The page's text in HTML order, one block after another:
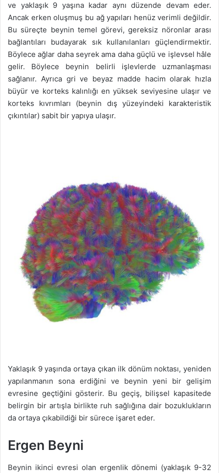
ve yaklaşık 9 yaşına kadar aynı düzende devam eder.
Ancak erken oluşmuş bu ağ yapıları henüz verimli değildir.
Bu süreçte beynin temel görevi, gereksiz nöronlar arası
bağlantıları budayarak sık kullanılanları güçlendirmektir.
Böylece ağlar daha seyrek ama daha güçlü ve işlevsel hâle
gelir. Böylece beynin belirli işlevlerde uzmanlaşması
sağlanır. Ayrıca gri ve beyaz madde hacim olarak hızla
büyür ve korteks kalınlığı en yüksek seviyesine ulaşır ve
korteks kıvrımları (beynin dış yüzeyindeki karakteristik
çıkıntılar) sabit bir yapıya ulaşır.
Yaklaşık 9 yaşında ortaya çıkan ilk dönüm noktası, yeniden
yapılanmanın sona erdiğini ve beynin yeni bir gelişim
evresine geçtiğini gösterir. Bu geçiş, bilişsel kapasitede
belirgin bir artışla birlikte ruh sağlığına dair bozuklukların
da ortaya çıkabildiği bir sürece işaret eder.
Ergen Beyni
Beynin ikinci evresi olan ergenlik dönemi (yaklaşık 9-32